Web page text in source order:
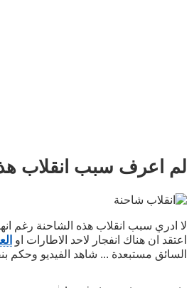
لم اعرف سبب انقلاب
لا ادري سبب انقلاب هذه الشاحنة رغم
اعتقد ان هناك انفجار لاحد الاطارات او
السائق مستبعدة ... شاهد الفيديو وحكم